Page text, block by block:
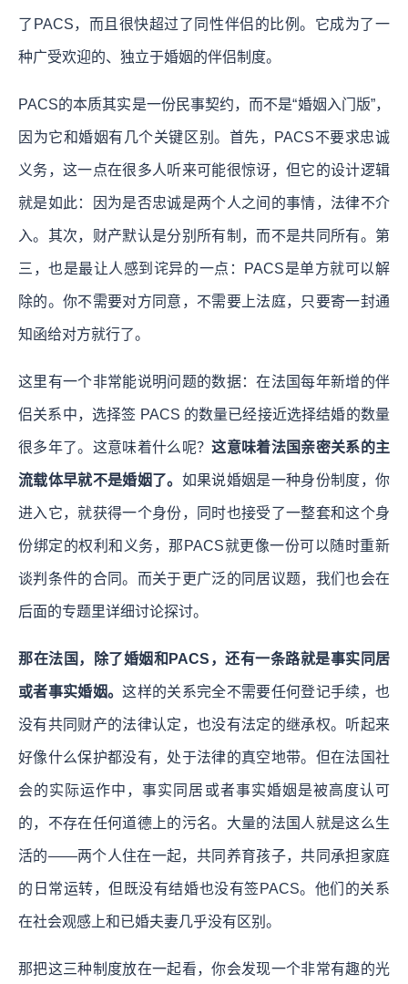
了PACS，而且很快超过了同性伴侣的比例。它成为了一
种广受欢迎的、独立于婚姻的伴侣制度。
PACS的本质其实是一份民事契约，而不是“婚姻入门版”，
因为它和婚姻有几个关键区别。首先，PACS不要求忠诚
义务，这一点在很多人听来可能很惊讶，但它的设计逻辑
就是如此：因为是否忠诚是两个人之间的事情，法律不介
入。其次，财产默认是分别所有制，而不是共同所有。第
三，也是最让人感到诧异的一点：PACS是单方就可以解
除的。你不需要对方同意，不需要上法庭，只要寄一封通
知函给对方就行了。
这里有一个非常能说明问题的数据：在法国每年新增的伴
侣关系中，选择签 PACS 的数量已经接近选择结婚的数量
很多年了。这意味着什么呢？这意味着法国亲密关系的主
流载体早就不是婚姻了。 如果说婚姻是一种身份制度，你
进入它，就获得一个身份，同时也接受了一整套和这个身
份绑定的权利和义务，那PACS就更像一份可以随时重新
谈判条件的合同。而关于更广泛的同居议题，我们也会在
后面的专题里详细讨论探讨。
那在法国，除了婚姻和PACS，还有一条路就是事实同居
或者事实婚姻。这样的关系完全不需要任何登记手续，也
没有共同财产的法律认定，也没有法定的继承权。听起来
好像什么保护都没有，处于法律的真空地带。但在法国社
会的实际运作中，事实同居或者事实婚姻是被高度认可
的，不存在任何道德上的污名。大量的法国人就是这么生
活的——两个人住在一起，共同养育孩子，共同承担家庭
的日常运转，但既没有结婚也没有签PACS。他们的关系
在社会观感上和已婚夫妻几乎没有区别。
那把这三种制度放在一起看，你会发现一个非常有趣的光